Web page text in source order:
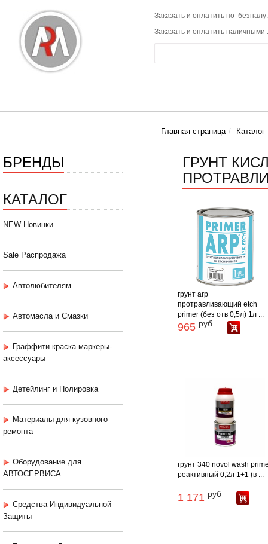
Заказать и оплатить по
Заказать и оплатить наличными
Главная страница Каталог
БРЕНДЫ
КАТАЛОГ
NEW Новинки
Sale Распродажа
Автолюбителям
Автомасла и Смазки
Граффити краска-маркеры-
аксессуары
Детейлинг и Полировка
Материалы для кузовного
ремонта
Оборудование для
АВТОСЕРВИСА
Средства Индивидуальной
Защиты
ГРУНТ
грунт arp
протравливающий etch
primer (без отв 0,5л) 1л ...
965 руб
грунт 340 novol wash
реактивный 0,2л 1+1 (в ...
1 171 руб